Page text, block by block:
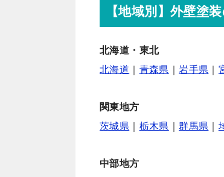
【地域別】外壁塗
北海道・東北
北海道
青森県 ｜岩手県
関東地方
茨城県
栃木県 ｜群馬県
中部地方